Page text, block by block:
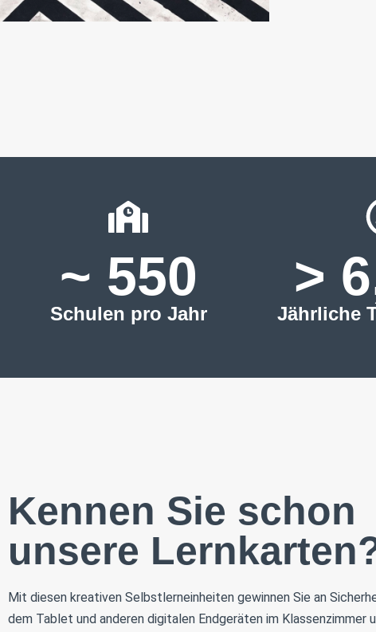
Schulen pro Jahr
~ 550
Jährliche
>
Kennen Sie schon
unsere
Mit diesen kreativen Selbstlerneinheiten gewinnen Sie an
dem Tablet und anderen digitalen Endgeräten im Klassenzimmer